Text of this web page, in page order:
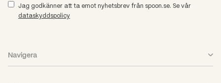
Jag godkänner att ta emot nyhetsbrev från spoon.se. Se vår
dataskyddspolicy
Navigera